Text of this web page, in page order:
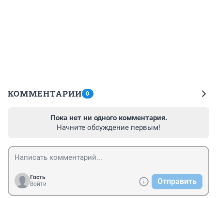
КОММЕНТАРИИ 0
Пока нет ни одного комментария.
Начните обсуждение первым!
Гость
Войти
Отправить